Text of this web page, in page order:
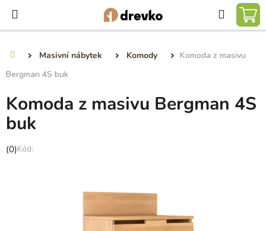
obsah
Hledat
Masivní nábytek Komody
Komoda z masivu
Bergman 4S buk
Komoda z masivu Bergman 4S
buk
Průměrné
(0)